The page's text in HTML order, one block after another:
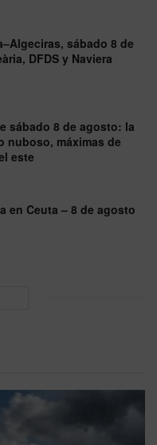
sábado 8 de
DFDS y Naviera
sábado 8 de agosto: la
nuboso, máximas de
este
en Ceuta – 8 de agosto